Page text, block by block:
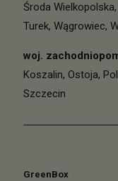
Środa Wielkopolska,
Turek, Wągrowiec,
woj.
Koszalin, Ostoja,
Szczecin
GreenBox